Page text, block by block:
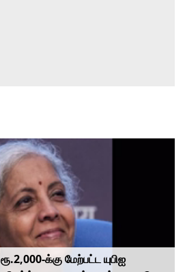
ரூ.2,000-க்கு மேற்பட்ட யுபிஐ